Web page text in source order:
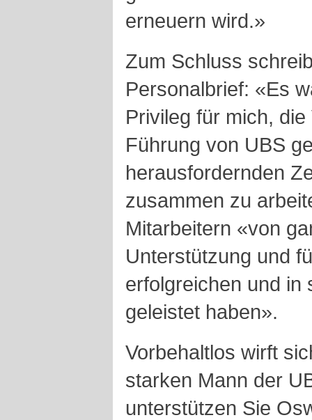
erneuern wird.»
Zum Schluss
Personalbrief: «Es
Privileg für mich,
Führung von UBS
herausfordernden
zusammen zu
Mitarbeitern «von
Unterstützung und
erfolgreichen und in
geleistet haben».
Vorbehaltlos wirft
starken Mann der
unterstützen Sie